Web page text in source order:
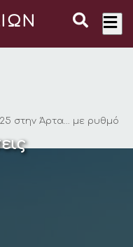
τη
στην Άρτα… με ρυθμό